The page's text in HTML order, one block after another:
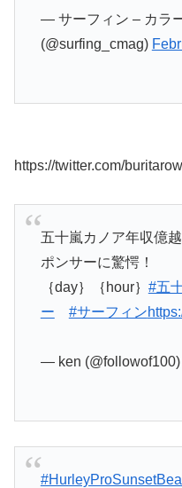
— サーフィン – カラ
(@surfing_cmag)
https://twitter.com/
五十嵐カノア年収億
ポンサーに驚愕！
｛day｝｛hour｝ #五
ー
#サーフィン
— ken (@followof100)